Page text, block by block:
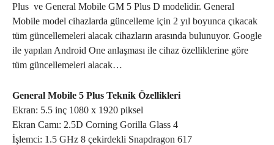
Plus ve General Mobile GM 5 Plus D modelidir. General
Mobile model cihazlarda güncelleme için 2 yıl boyunca çıkacak
tüm güncellemeleri alacak cihazların arasında bulunuyor. Google
ile yapılan Android One anlaşması ile cihaz özelliklerine göre
tüm güncellemeleri alacak…
General Mobile 5 Plus Teknik Özellikleri
Ekran: 5.5 inç 1080 x 1920 piksel
Ekran Camı: 2.5D Corning Gorilla Glass 4
İşlemci: 1.5 GHz 8 çekirdekli Snapdragon 617